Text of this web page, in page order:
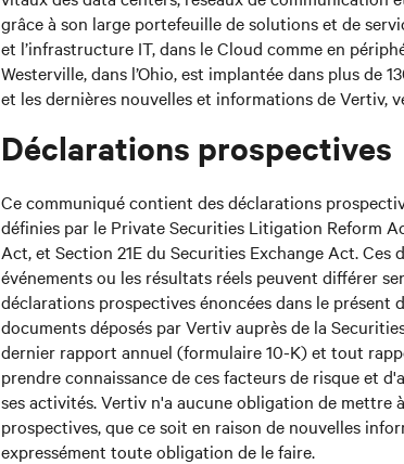
grâce à son large portefeuille de solutions et de
et l’infrastructure IT, dans le Cloud comme en
Westerville, dans l’Ohio, est implantée dans plus de
et les dernières nouvelles et informations de Vertiv,
Déclarations prospectives
Ce communiqué contient des déclarations
définies par le Private Securities Litigation Reform
Act, et Section 21E du Securities Exchange Act.
événements ou les résultats réels peuvent différer
déclarations prospectives énoncées dans le
documents déposés par Vertiv auprès de la
dernier rapport annuel (formulaire 10-K) et tout
prendre connaissance de ces facteurs de risque et
ses activités. Vertiv n'a aucune obligation de mettre
prospectives, que ce soit en raison de nouvelles
expressément toute obligation de le faire.